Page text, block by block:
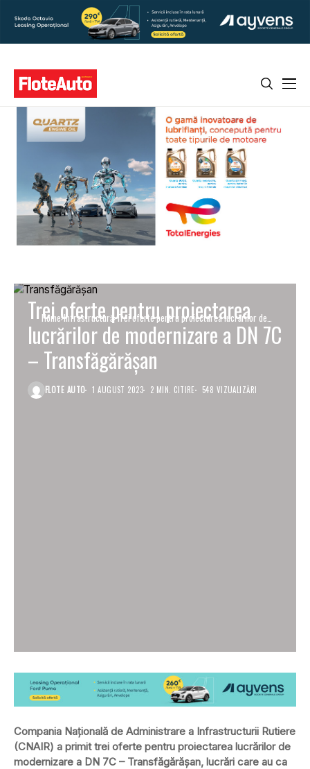
Home Infrastructură Trei oferte pentru proiectarea lucrărilor de
modernizare a DN 7C – Transfăgărăşan
Trei oferte pentru proiectarea
lucrărilor de modernizare a DN 7C
– Transfăgărăşan
FLOTE AUTO 1 AUGUST 2023 2 MIN. CITIRE 548 VIZUALIZĂRI
Compania Naţională de Administrare a Infrastructurii Rutiere
(CNAIR) a primit trei oferte pentru proiectarea lucrărilor de
modernizare a DN 7C – Transfăgărăşan, lucrări care au ca